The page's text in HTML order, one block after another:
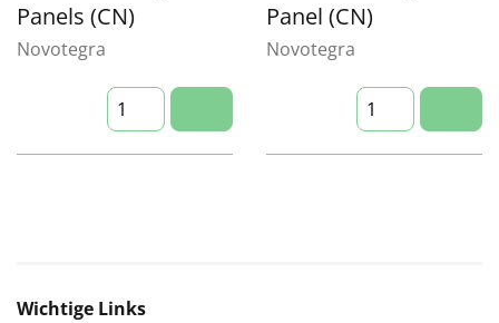
Panels (CN)
Novotegra
Panel (CN)
Novotegra
Wichtige Links